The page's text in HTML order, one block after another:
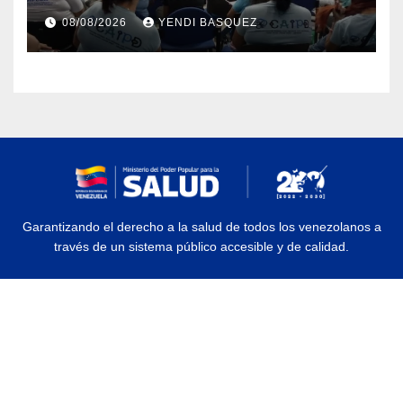
atención a personas con
discapacidad
08/08/2026 YENDI BASQUEZ
Garantizando el derecho a la salud de todos los venezolanos a
través de un sistema público accesible y de calidad.